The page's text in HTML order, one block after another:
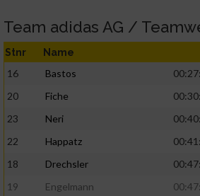
Team adidas AG /
Stnr Name
16 Bastos
20
Fiche
23
Neri
22
Happatz
18
Drechsler
19
Engelmann